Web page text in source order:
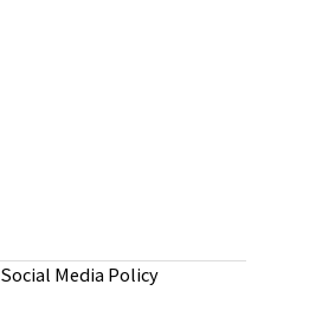
Social Media Policy